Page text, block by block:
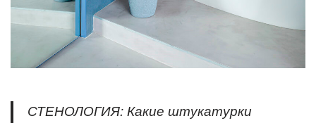
СТЕНОЛОГИЯ: Какие штукатурки